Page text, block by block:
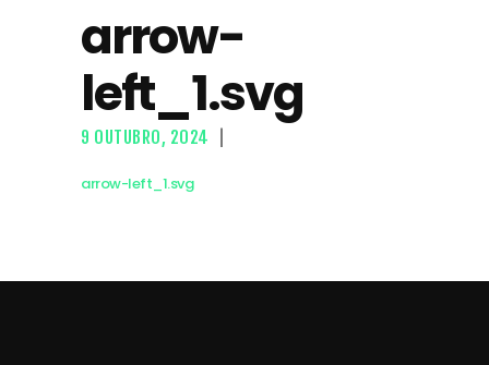
arrow-
left_1.svg
9 OUTUBRO, 2024
arrow-left_1.svg